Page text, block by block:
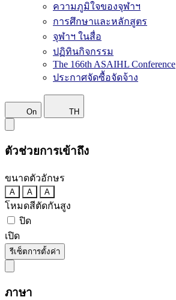
ความภูมิใจของจุฬาฯ
การศึกษาและหลักสูตร
จุฬาฯ ในสื่อ
ปฏิทินกิจกรรม
The 166th ASAIHL Conference
ประกาศจัดซื้อจัดจ้าง
On TH
ตัวช่วยการเข้าถึง
ขนาดตัวอักษร
A A A
โหมดสีตัดกันสูง
ปิด
เปิด
รีเซ็ตการตั้งค่า
ภาษา